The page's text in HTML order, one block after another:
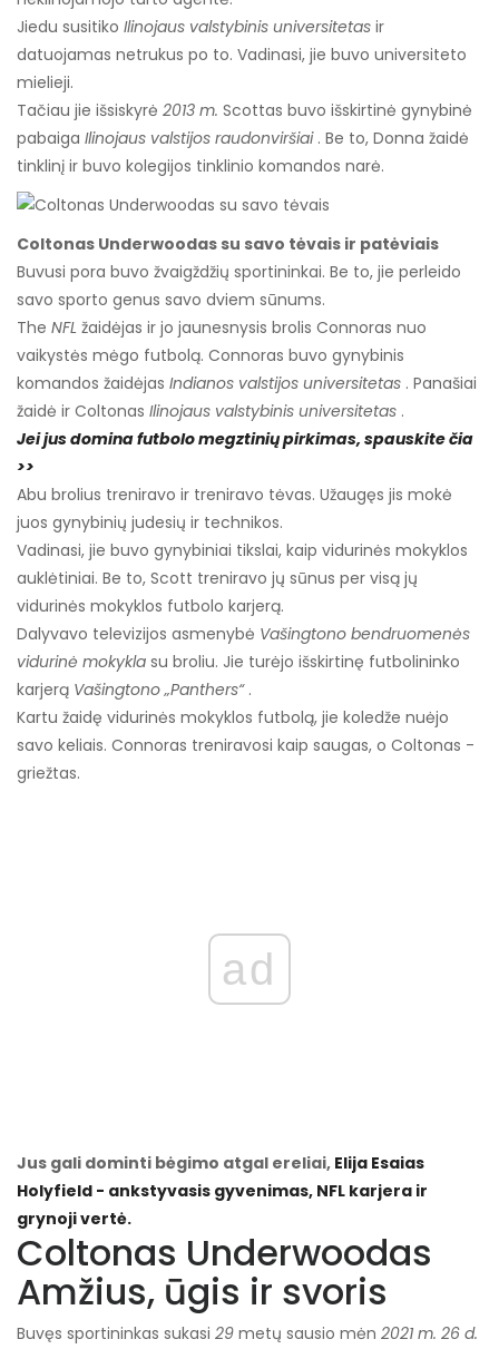
Jiedu susitiko Ilinojaus valstybinis universitetas ir
datuojamas netrukus po to. Vadinasi, jie buvo universiteto
mielieji.
Tačiau jie išsiskyrė 2013 m. Scottas buvo išskirtinė gynybinė
pabaiga Ilinojaus valstijos raudonviršiai . Be to, Donna žaidė
tinklinį ir buvo kolegijos tinklinio komandos narė.
Coltonas Underwoodas su savo tėvais ir patėviais
Buvusi pora buvo žvaigždžių sportininkai. Be to, jie perleido
savo sporto genus savo dviem sūnums.
The NFL žaidėjas ir jo jaunesnysis brolis Connoras nuo
vaikystės mėgo futbolą. Connoras buvo gynybinis
komandos žaidėjas Indianos valstijos universitetas . Panašiai
žaidė ir Coltonas Ilinojaus valstybinis universitetas .
Jei jus domina futbolo megztinių pirkimas, spauskite čia
>>
Abu brolius treniravo ir treniravo tėvas. Užaugęs jis mokė
juos gynybinių judesių ir technikos.
Vadinasi, jie buvo gynybiniai tikslai, kaip vidurinės mokyklos
auklėtiniai. Be to, Scott treniravo jų sūnus per visą jų
vidurinės mokyklos futbolo karjerą.
Dalyvavo televizijos asmenybė Vašingtono bendruomenės
vidurinė mokykla su broliu. Jie turėjo išskirtinę futbolininko
karjerą Vašingtono „Panthers“ .
Kartu žaidę vidurinės mokyklos futbolą, jie koledže nuėjo
savo keliais. Connoras treniravosi kaip saugas, o Coltonas -
griežtas.
ad
Jus gali dominti bėgimo atgal ereliai, Elija Esaias
Holyfield - ankstyvasis gyvenimas, NFL karjera ir
grynoji vertė.
Coltonas Underwoodas
Amžius, ūgis ir svoris
Buvęs sportininkas sukasi 29 metų sausio mėn 2021 m. 26 d.